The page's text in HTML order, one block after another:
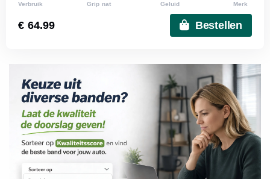
Verbruik Grip nat Geluid Merk
€ 64.99 Bestellen